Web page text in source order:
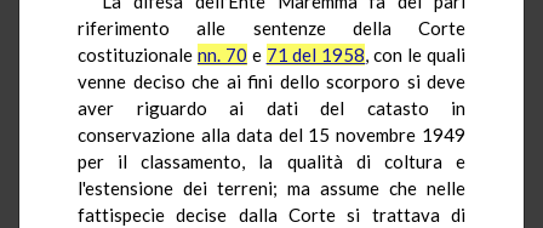
riferimento alle sentenze della Corte
costituzionale nn. 70 e 71 del 1958, con le quali
venne deciso che ai fini dello scorporo si deve
aver riguardo ai dati del catasto in
conservazione alla data del 15 novembre 1949
per il classamento, la qualità di coltura e
l'estensione dei terreni; ma assume che nelle
fattispecie decise dalla Corte si trattava di